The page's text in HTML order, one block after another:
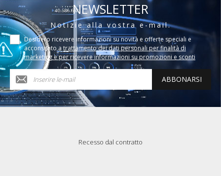
NEWSLETTER
Notizie alla vostra e-mail.
Desidero ricevere informazioni su novità e offerte speciali e
acconsento a trattamento dei dati personali per finalità di
marketing e per ricevere informazioni su promozioni e sconti
ABBONARSI
Recesso dal contratto